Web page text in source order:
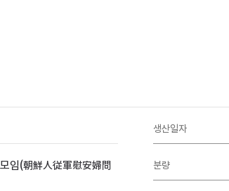
생산일자
임(朝鮮人従軍慰安婦問
분량